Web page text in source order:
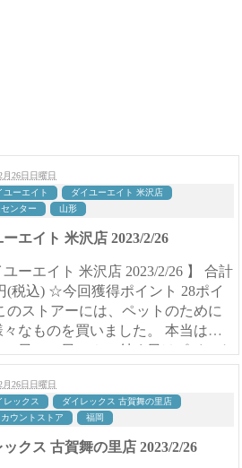
月26日日曜日
ユーエイト
ダイユーエイト 米沢店
ンター
山形
エイト 米沢店 2023/2/26
ユーエイト 米沢店 2023/2/26 】 合計
得ポイント 28ポイ
なものを買いました。 本当は、
18日、28日の８の付く日はポイント
になるので、この日に買いた...
月26日日曜日
レックス
ダイレックス 古賀舞の里店
ウントストア
福岡
クス 古賀舞の里店 2023/2/26